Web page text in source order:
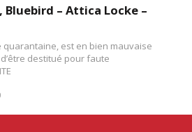
– Attica Locke –
quarantaine, est en bien mauvaise
destitué pour faute